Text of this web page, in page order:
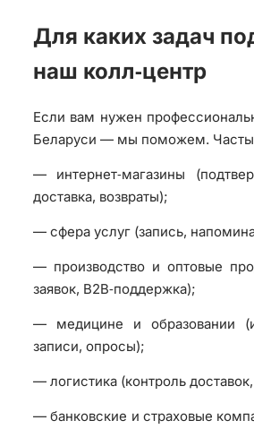
Для каких задач
наш колл‑центр
Если вам нужен
Беларуси — мы поможем.
— интернет‑магазины
доставка, возвраты);
— сфера услуг (запись,
— производство и оптовые
заявок, B2B‑поддержка);
— медицине и образовании
записи, опросы);
— логистика (контроль
— банковские и страховые